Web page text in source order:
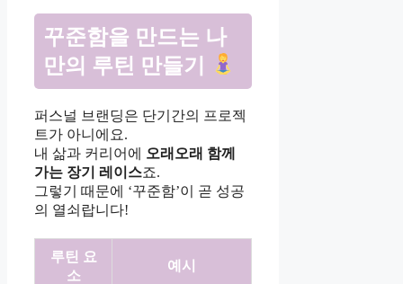
꾸준함을 만드는 나
만의 루틴 만들기
퍼스널 브랜딩은 단기간의 프로젝
트가 아니에요.
내 삶과 커리어에
오래오래 함께
가는 장기 레이스죠.
그렇기 때문에 ‘꾸준함’이 곧 성공
의 열쇠랍니다!
루틴 요
소
예시